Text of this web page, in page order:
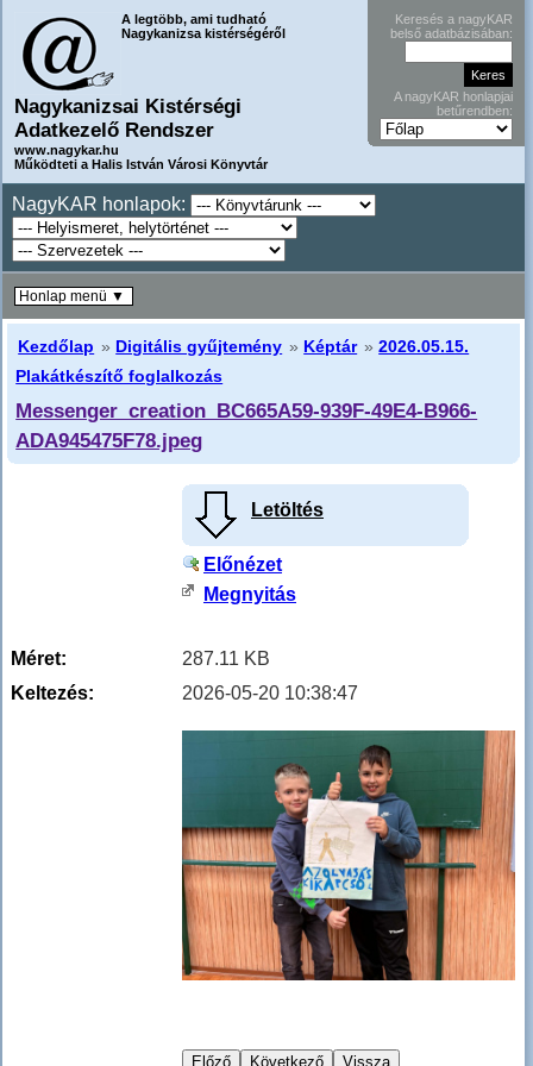
A legtöbb, ami tudható
Nagykanizsa kistérségéről
Nagykanizsai Kistérségi
Adatkezelő Rendszer
www.nagykar.hu
Működteti a Halis István Városi Könyvtár
Keresés a nagyKAR
belső adatbázisában:
A nagyKAR honlapjai
betűrendben:
NagyKAR honlapok:
Kezdőlap » Digitális gyűjtemény » Képtár »2026.05.15.
Plakátkészítő foglalkozás
Messenger_creation_BC665A59-939F-49E4-B966-
ADA945475F78.jpeg
Letöltés
Előnézet
Megnyitás
Méret:
287.11 KB
Keltezés:
2026-05-20 10:38:47
Honlap menü ▼